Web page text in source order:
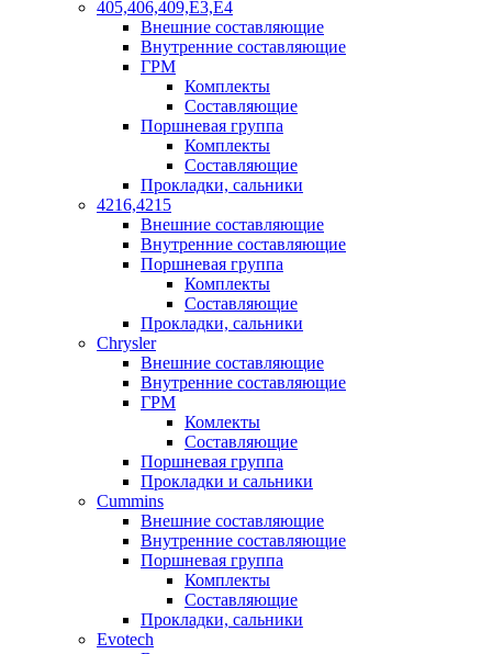
405,406,409,Е3,Е4
Внешние составляющие
Внутренние составляющие
ГРМ
Комплекты
Составляющие
Поршневая группа
Комплекты
Составляющие
Прокладки, сальники
4216,4215
Внешние составляющие
Внутренние составляющие
Поршневая группа
Комплекты
Составляющие
Прокладки, сальники
Chrysler
Внешние составляющие
Внутренние составляющие
ГРМ
Комлекты
Составляющие
Поршневая группа
Прокладки и сальники
Cummins
Внешние составляющие
Внутренние составляющие
Поршневая группа
Комплекты
Составляющие
Прокладки, сальники
Evotech